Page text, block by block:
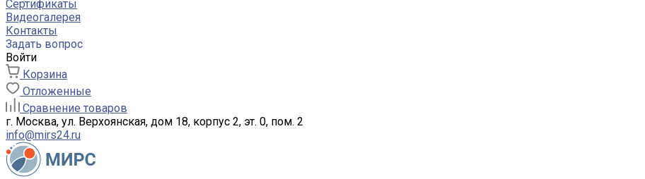
Сертификаты
Видеогалерея
Контакты
Задать вопрос
Войти
Корзина
Отложенные
Сравнение товаров
г. Москва, ул. Верхоянская, дом 18, корпус 2, эт. 0, пом. 2
info@mirs24.ru